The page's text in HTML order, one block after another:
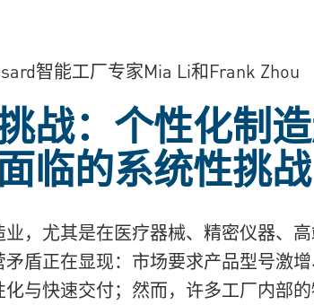
智能工厂专家Mia Li和Frank Zhou
战：个性化制
临的系统性挑战
业，尤其是在医疗器械、精密仪器、
盾正在显现：市场要求产品型号激
化与快速交付；然而，许多工厂内部